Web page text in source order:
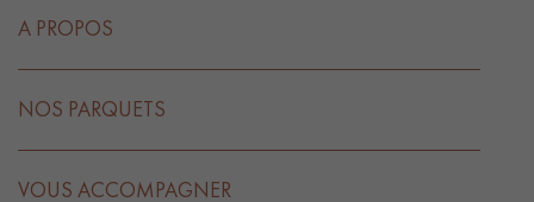
A PROPOS
NOS PARQUETS
VOUS ACCOMPAGNER